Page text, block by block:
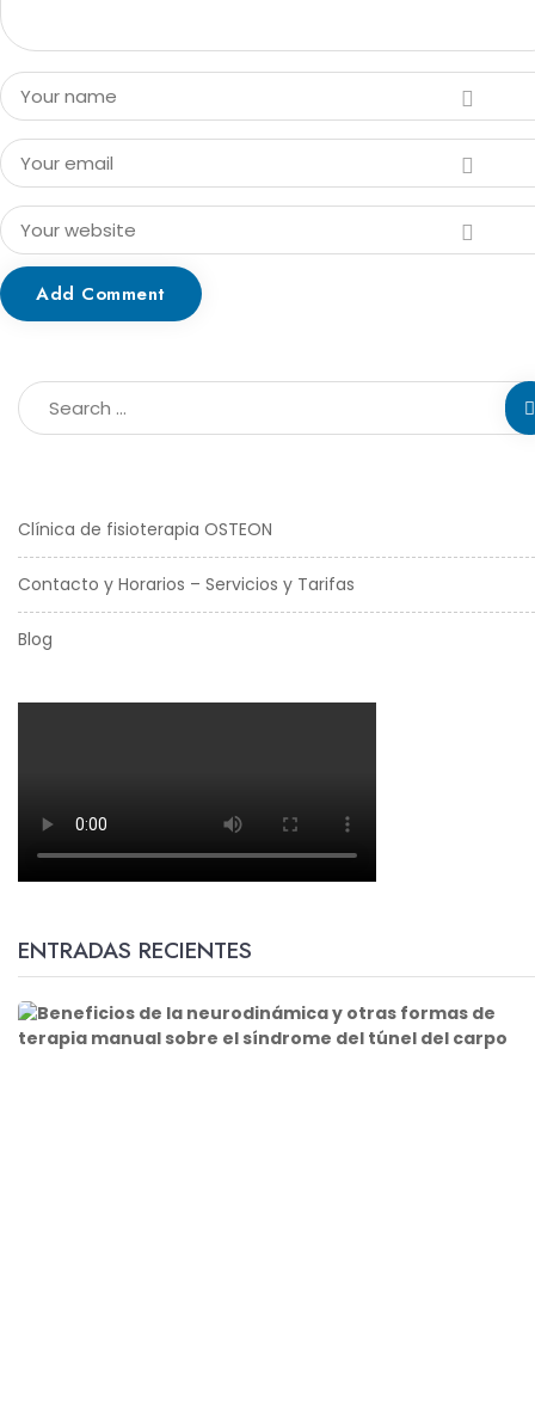
Add Comment
Clínica de fisioterapia OSTEON
Contacto y Horarios – Servicios y Tarifas
Blog
ENTRADAS RECIENTES